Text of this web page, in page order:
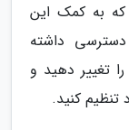
به کمک این
دسترسی داشته
تغییر دهید و
کنید.